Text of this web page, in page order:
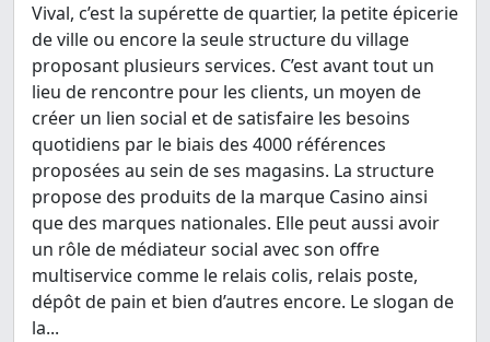
Vival, c’est la supérette de quartier, la petite épicerie
de ville ou encore la seule structure du village
proposant plusieurs services. C’est avant tout un
lieu de rencontre pour les clients, un moyen de
créer un lien social et de satisfaire les besoins
quotidiens par le biais des 4000 références
proposées au sein de ses magasins. La structure
propose des produits de la marque Casino ainsi
que des marques nationales. Elle peut aussi avoir
un rôle de médiateur social avec son offre
multiservice comme le relais colis, relais poste,
dépôt de pain et bien d’autres encore. Le slogan de
la...